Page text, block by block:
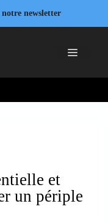
notre newsletter
Menu
et
un périple